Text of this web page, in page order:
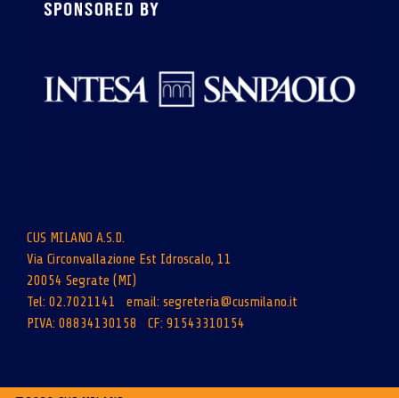
CUS MILANO A.S.D.
Via Circonvallazione Est Idroscalo, 11
20054 Segrate (MI)
Tel: 02.7021141 email: segreteria@cusmilano.it
PIVA: 08834130158 CF: 91543310154